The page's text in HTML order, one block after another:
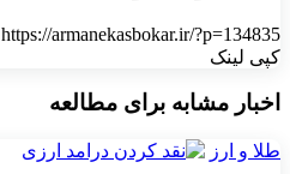
https://armanekasbokar.ir/?p=134835
کپی لینک
اخبار مشابه برای مطالعه
طلا و ارز